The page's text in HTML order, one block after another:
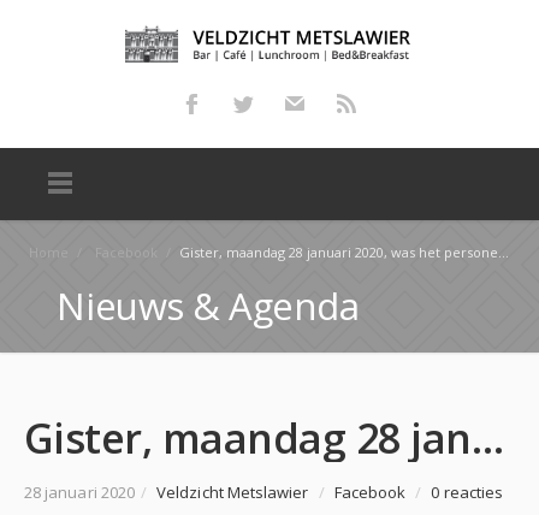
Home Facebook Gister, maandag 28 januari 2020, was het personeel van de J.P. van den Bent Stichting bij ons te gas…
Nieuws & Agenda
Gister, maandag 28 januari 2020, was het personeel van de J.P. van den Bent Stichting bij ons te gas…
28 januari 2020 / Veldzicht Metslawier / Facebook / 0 reacties